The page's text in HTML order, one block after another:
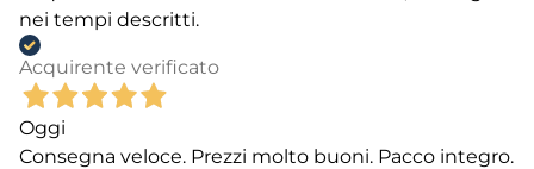
nei tempi descritti.
Acquirente verificato
Oggi
Consegna veloce. Prezzi molto buoni. Pacco integro.